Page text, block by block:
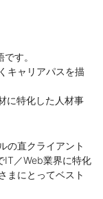
す。
キャリアパスを描
に特化した人材事
の直クライアント
IT／Web業界に特化
まにとってベスト